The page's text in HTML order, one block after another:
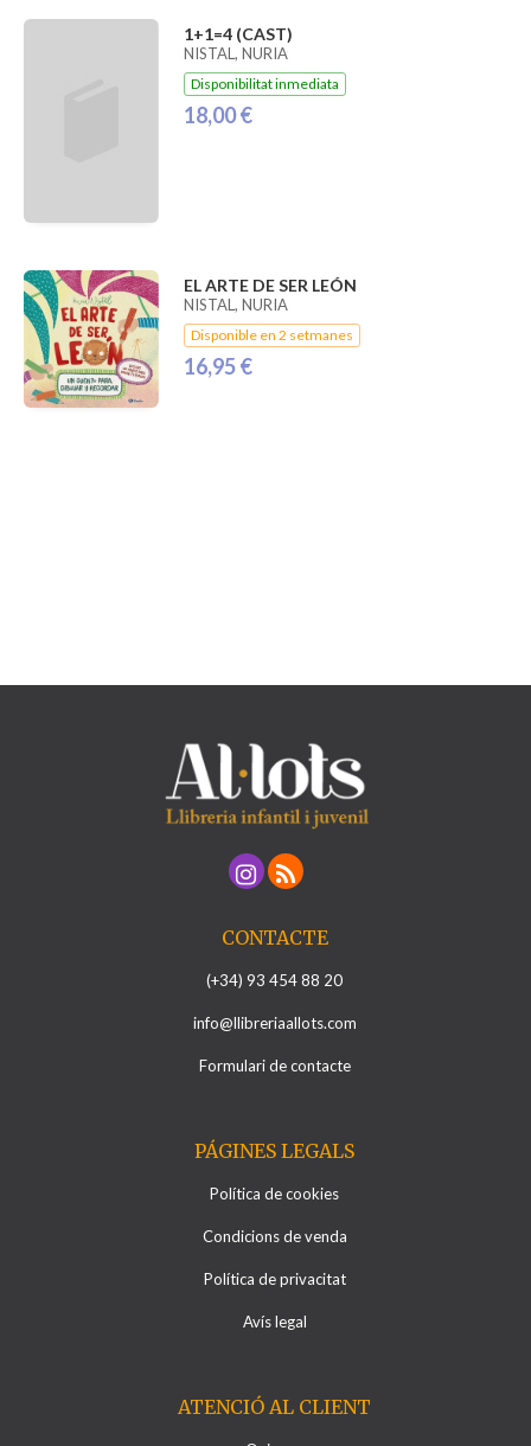
1+1=4 (CAST)
NISTAL, NURIA
Disponibilitat inmediata
18,00 €
EL ARTE DE SER LEÓN
NISTAL, NURIA
Disponible en 2 setmanes
16,95 €
CONTACTE
(+34) 93 454 88 20
info@llibreriaallots.com
Formulari de contacte
PÁGINES LEGALS
Política de cookies
Condicions de venda
Política de privacitat
Avís legal
ATENCIÓ AL CLIENT